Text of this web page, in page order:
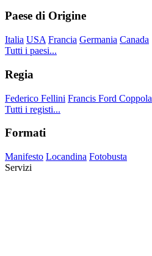
Paese di Origine
Italia USA Francia Germania Canada
Tutti i paesi...
Regia
Federico Fellini Francis Ford Coppola
Tutti i registi...
Formati
Manifesto Locandina Fotobusta
Servizi